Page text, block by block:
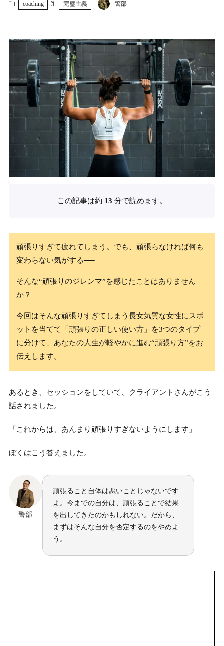
coaching 完璧主義 警部
この記事は約 13 分で読めます。
頑張りすぎて疲れてしまう。でも、頑張らなければ何も
変わらない気がする──
そんな“頑張りのジレンマ”を感じたことはありません
か？
今回はそんな頑張りすぎてしまう長女気質な女性にスポ
ットを当てて「頑張りの正しい使い方」を3つのタイプ
に分けて、あなたの人生が軽やかに進む“頑張り方”をお
伝えします。
あるとき、セッションをしていて、クライアントさんがこう
話されました。
「これからは、あんまり頑張りすぎないようにします」
ぼくはこう答えました。
警部
頑張ること自体は悪いことじゃないです
よ。今までの自分は、頑張ることで結果
を出してきたのかもしれない。だから、
まずはそんな自分を否定するのをやめよ
う。